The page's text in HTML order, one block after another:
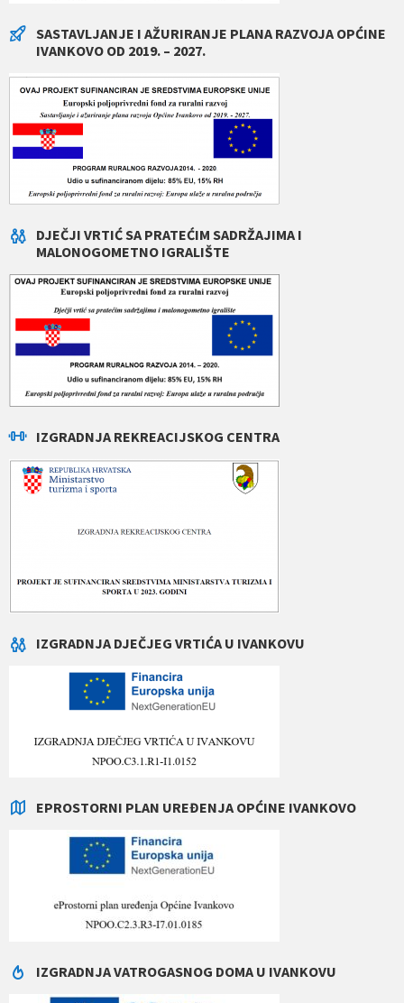
SASTAVLJANJE I AŽURIRANJE PLANA RAZVOJA OPĆINE
IVANKOVO OD 2019. – 2027.
DJEČJI VRTIĆ SA PRATEĆIM SADRŽAJIMA I
MALONOGOMETNO IGRALIŠTE
IZGRADNJA REKREACIJSKOG CENTRA
IZGRADNJA DJEČJEG VRTIĆA U IVANKOVU
EPROSTORNI PLAN UREĐENJA OPĆINE IVANKOVO
IZGRADNJA VATROGASNOG DOMA U IVANKOVU